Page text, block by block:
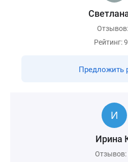
Рейтинг:
Предложить
Ирина
Отзывов: